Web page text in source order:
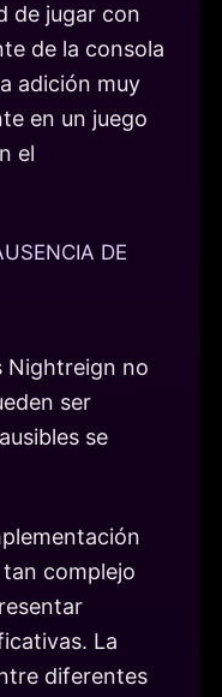
de jugar con
de la consola
adición muy
en un juego
el
DE
Nightreign no
ser
se
complejo
La
diferentes